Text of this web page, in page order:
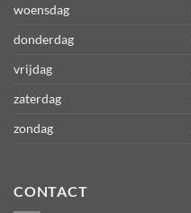
woensdag
donderdag
vrijdag
zaterdag
zondag
CONTACT